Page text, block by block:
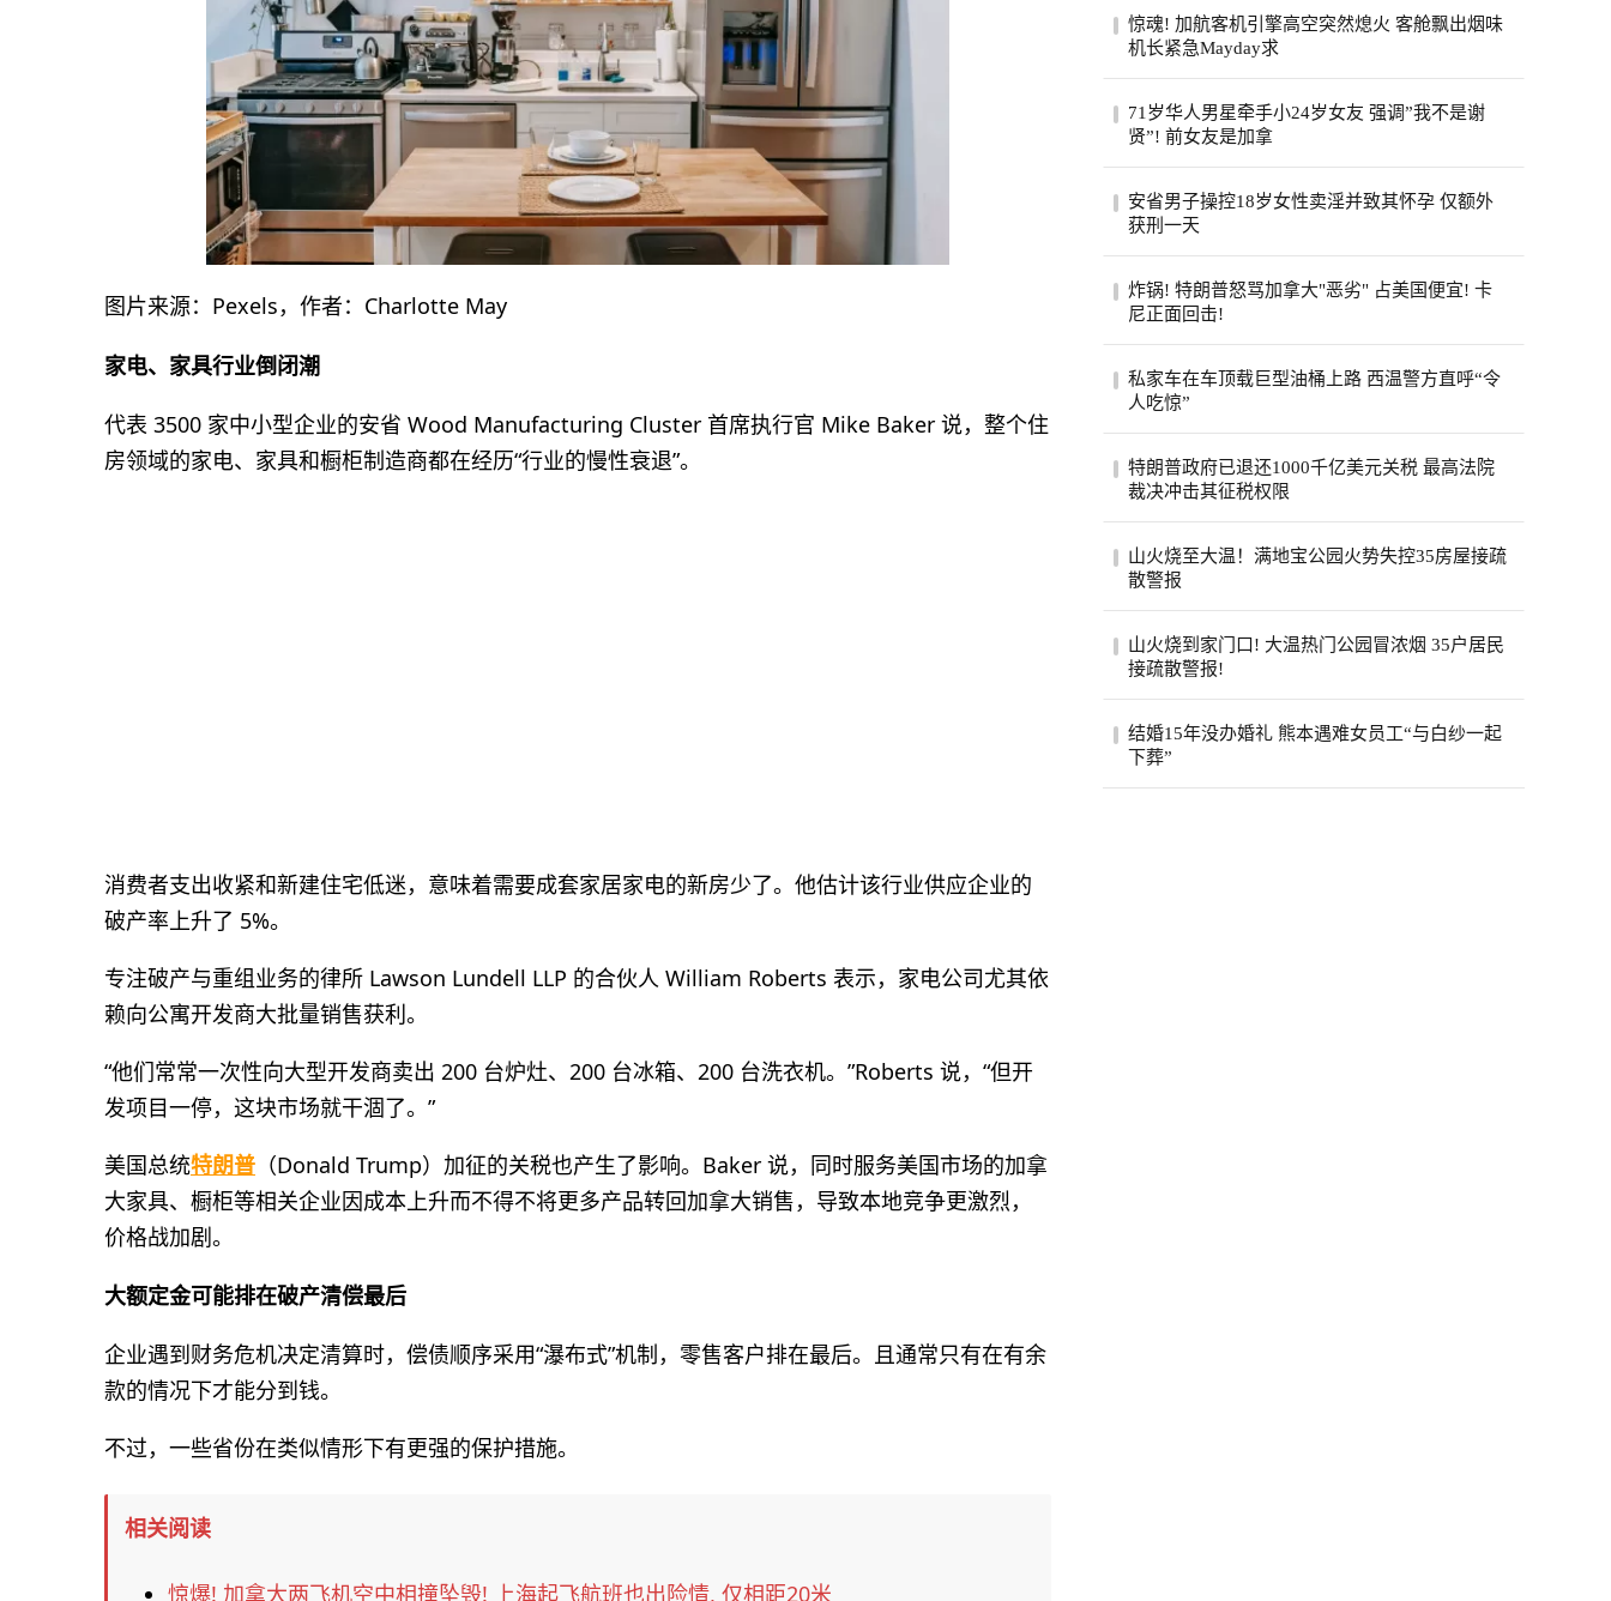
图片来源：Pexels，作者：Charlotte May
家电、家具行业倒闭潮
代表 3500 家中小型企业的安省 Wood Manufacturing Cluster 首席执行官 Mike Baker 说，整个住
房领域的家电、家具和橱柜制造商都在经历“行业的慢性衰退”。
消费者支出收紧和新建住宅低迷，意味着需要成套家居家电的新房少了。他估计该行业供应企业的
破产率上升了 5%。
专注破产与重组业务的律所 Lawson Lundell LLP 的合伙人 William Roberts 表示，家电公司尤其依
赖向公寓开发商大批量销售获利。
“他们常常一次性向大型开发商卖出 200 台炉灶、200 台冰箱、200 台洗衣机。”Roberts 说，“但开
发项目一停，这块市场就干涸了。”
美国总统特朗普 （Donald Trump）加征的关税也产生了影响。Baker 说，同时服务美国市场的加拿
大家具、橱柜等相关企业因成本上升而不得不将更多产品转回加拿大销售，导致本地竞争更激烈，
价格战加剧。
大额定金可能排在破产清偿最后
企业遇到财务危机决定清算时，偿债顺序采用“瀑布式”机制，零售客户排在最后。且通常只有在有余
款的情况下才能分到钱。
不过，一些省份在类似情形下有更强的保护措施。
相关阅读
惊爆! 加拿大两飞机空中相撞坠毁! 上海起飞航班也出险情, 仅相距20米
惊魂! 加航客机引擎高空突然熄火 客舱飘出烟味
机长紧急Mayday求
就要抵达目的地，机舱里却突然冒出烟味，
一号...
71岁华人男星牵手小24岁女友 强调”我不是谢
贤”! 前女友是加拿
顺手官宣了女友。女友陈苡㛤（童芯），比
安省男子操控18岁女性卖淫并致其怀孕 仅额外
获刑一天
卖淫并致其怀孕，被判处已羁押时间之外仅
炸锅! 特朗普怒骂加拿大"恶劣" 占美国便宜! 卡
尼正面回击!
将继续捍卫本国利益，同一天加美贸易官员
私家车在车顶载巨型油桶上路 西温警方直呼“令
人吃惊”
期间进行的一次罕见的交通拦截。西温警局
在社...
特朗普政府已退还1000千亿美元关税 最高法院
裁决冲击其征税权限
据国际紧急经济权力法所征税款的六成。最
山火烧至大温！满地宝公园火势失控35房屋接疏
散警报
发生山火，当局下午稍晚更新消息，称已有
山火烧到家门口! 大温热门公园冒浓烟 35户居民
接疏散警报!
火，安莫尔村35处房产接疏散警报。高压电
结婚15年没办婚礼 熊本遇难女员工“与白纱一起
下葬”